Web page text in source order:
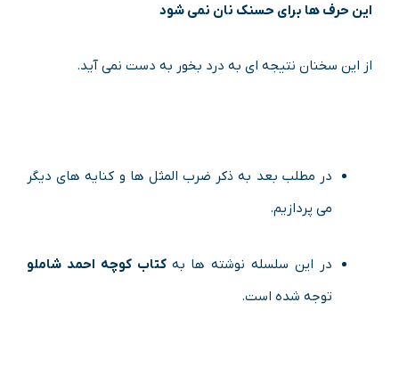
این حرف ها برای حسنک نان نمی شود
از این سخنان نتیجه ای به درد بخور به دست نمی آید.
در مطلب بعد به ذکر ضرب المثل ها و کنایه های دیگر
می پردازیم.
در این سلسله نوشته ها به کتاب کوچه احمد شاملو
توجه شده است.